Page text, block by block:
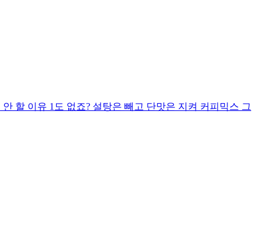
할 이유 1도 없죠? 설탕은 빼고 단맛은 지켜 커피믹스 그